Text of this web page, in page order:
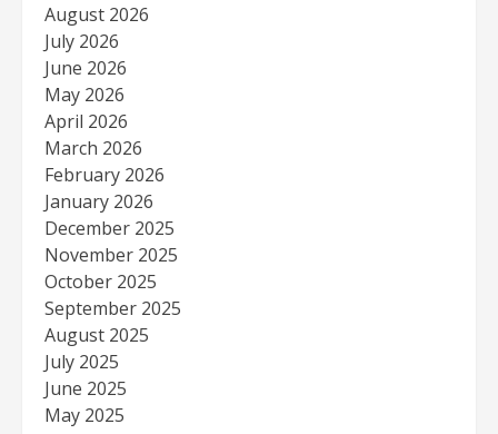
August 2026
July 2026
June 2026
May 2026
April 2026
March 2026
February 2026
January 2026
December 2025
November 2025
October 2025
September 2025
August 2025
July 2025
June 2025
May 2025